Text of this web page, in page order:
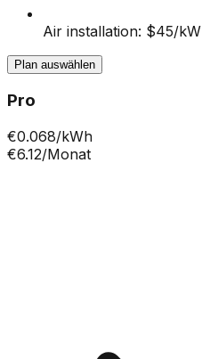
Air installation: $45/kW
Plan auswählen
Pro
€0.068/kWh
€6.12/Monat